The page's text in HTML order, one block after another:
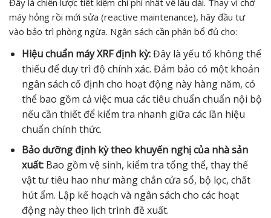
máy hỏng rồi mới sửa (reactive maintenance), hãy đầu tư
vào bảo trì phòng ngừa. Ngân sách cần phân bổ đủ cho:
Hiệu chuẩn máy XRF định kỳ:Đây là yếu tố không thể
thiếu để duy trì độ chính xác. Đảm bảo có một khoản
ngân sách cố định cho hoạt động này hàng năm, có
thể bao gồm cả việc mua các tiêu chuẩn chuẩn nội bộ
nếu cần thiết để kiểm tra nhanh giữa các lần hiệu
chuẩn chính thức.
Bảo dưỡng định kỳ theo khuyến nghị của nhà sản
xuất:Bao gồm vệ sinh, kiểm tra tổng thể, thay thế
vật tư tiêu hao như màng chắn cửa sổ, bộ lọc, chất
hút ẩm. Lập kế hoạch và ngân sách cho các hoạt
động này theo lịch trình đề xuất.